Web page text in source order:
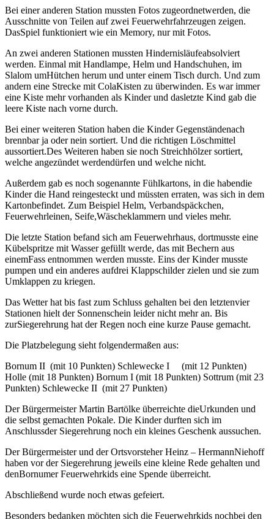
Bei einer anderen Station mussten Fotos zugeordnetwerden, die
Ausschnitte von Teilen auf zwei Feuerwehrfahrzeugen zeigen.
DasSpiel funktioniert wie ein Memory, nur mit Fotos.
An zwei anderen Stationen mussten Hindernisläufeabsolviert
werden. Einmal mit Handlampe, Helm und Handschuhen, im
Slalom umHütchen herum und unter einem Tisch durch. Und zum
andern eine Strecke mit ColaKisten zu überwinden. Es war immer
eine Kiste mehr vorhanden als Kinder und dasletzte Kind gab die
leere Kiste nach vorne durch.
Bei einer weiteren Station haben die Kinder Gegenständenach
brennbar ja oder nein sortiert. Und die richtigen Löschmittel
aussortiert.Des Weiteren haben sie noch Streichhölzer sortiert,
welche angezündet werdendürfen und welche nicht.
Außerdem gab es noch sogenannte Fühlkartons, in die habendie
Kinder die Hand reingesteckt und müssten erraten, was sich in dem
Kartonbefindet. Zum Beispiel Helm, Verbandspäckchen,
Feuerwehrleinen, Seife,Wäscheklammern und vieles mehr.
Die letzte Station befand sich am Feuerwehrhaus, dortmusste eine
Kübelspritze mit Wasser gefüllt werde, das mit Bechern aus
einemFass entnommen werden musste. Eins der Kinder musste
pumpen und ein anderes aufdrei Klappschilder zielen und sie zum
Umklappen zu kriegen.
Das Wetter hat bis fast zum Schluss gehalten bei den letztenvier
Stationen hielt der Sonnenschein leider nicht mehr an. Bis
zurSiegerehrung hat der Regen noch eine kurze Pause gemacht.
Die Platzbelegung sieht folgendermaßen aus:
Bornum II (mit 10 Punkten) Schlewecke I (mit 12 Punkten)
Holle (mit 18 Punkten) Bornum I (mit 18 Punkten) Sottrum (mit 23
Punkten) Schlewecke II (mit 27 Punkten)
Der Bürgermeister Martin Bartölke überreichte dieUrkunden und
die selbst gemachten Pokale. Die Kinder durften sich im
Anschlussder Siegerehrung noch ein kleines Geschenk aussuchen.
Der Bürgermeister und der Ortsvorsteher Heinz – HermannNiehoff
haben vor der Siegerehrung jeweils eine kleine Rede gehalten und
denBornumer Feuerwehrkids eine Spende überreicht.
Abschließend wurde noch etwas gefeiert.
Besonders bedanken möchten sich die Feuerwehrkids nochbei den